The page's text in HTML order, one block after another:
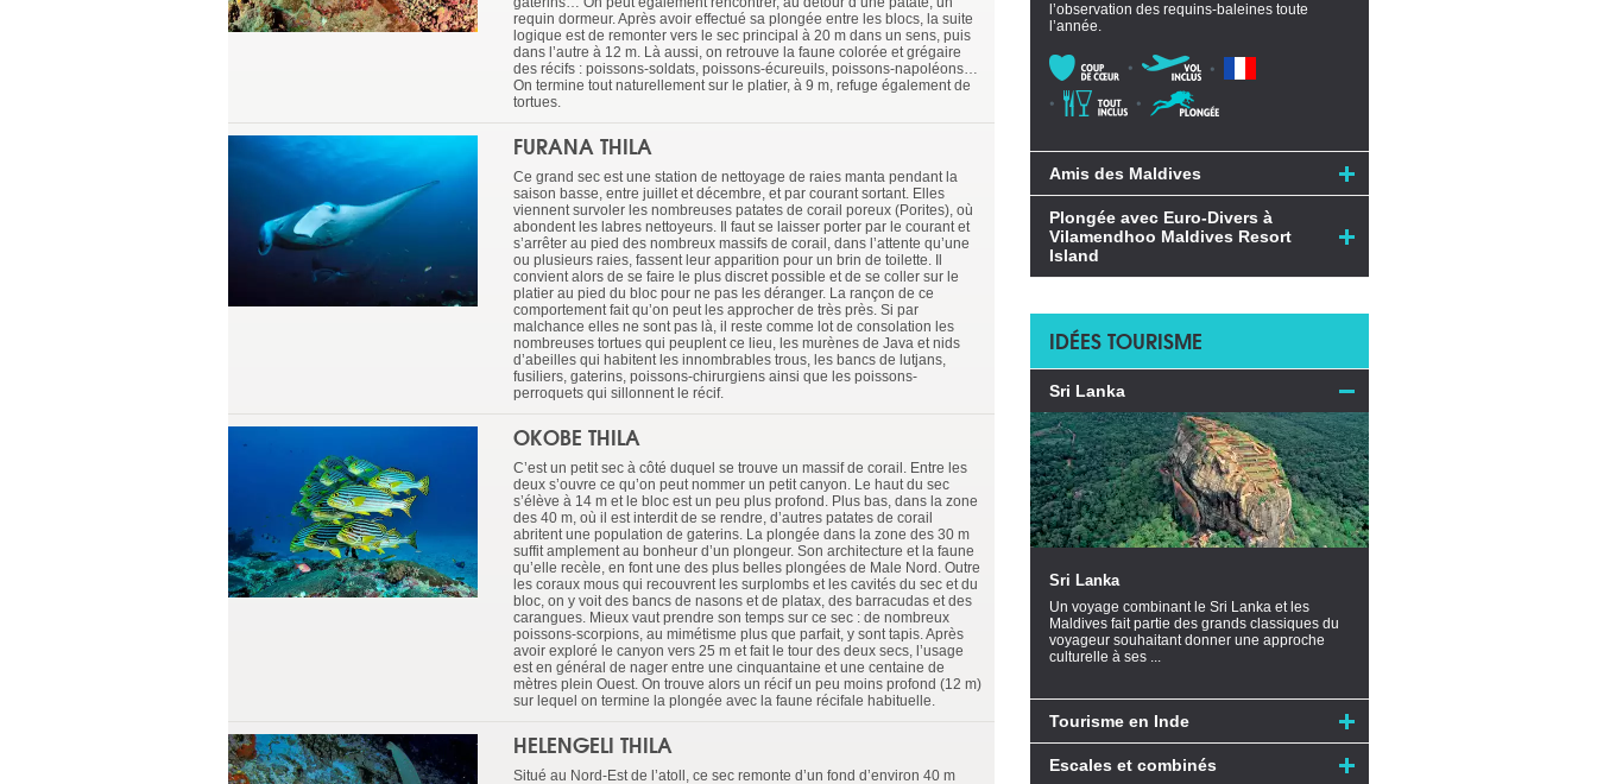
requin dormeur. Après avoir effectué sa plongée entre les blocs, la suite
logique est de remonter vers le sec principal à 20 m dans un sens, puis
dans l’autre à 12 m. Là aussi, on retrouve la faune colorée et grégaire
des récifs : poissons-soldats, poissons-écureuils, poissons-napoléons…
On termine tout naturellement sur le platier, à 9 m, refuge également de
tortues.
FURANA THILA
Ce grand sec est une station de nettoyage de raies manta pendant la
saison basse, entre juillet et décembre, et par courant sortant. Elles
viennent survoler les nombreuses patates de corail poreux (Porites), où
abondent les labres nettoyeurs. Il faut se laisser porter par le courant et
s’arrêter au pied des nombreux massifs de corail, dans l’attente qu’une
ou plusieurs raies, fassent leur apparition pour un brin de toilette. Il
convient alors de se faire le plus discret possible et de se coller sur le
platier au pied du bloc pour ne pas les déranger. La rançon de ce
comportement fait qu’on peut les approcher de très près. Si par
malchance elles ne sont pas là, il reste comme lot de consolation les
nombreuses tortues qui peuplent ce lieu, les murènes de Java et nids
d’abeilles qui habitent les innombrables trous, les bancs de lutjans,
fusiliers, gaterins, poissons-chirurgiens ainsi que les poissons-
perroquets qui sillonnent le récif.
OKOBE THILA
C’est un petit sec à côté duquel se trouve un massif de corail. Entre les
deux s’ouvre ce qu’on peut nommer un petit canyon. Le haut du sec
s’élève à 14 m et le bloc est un peu plus profond. Plus bas, dans la zone
des 40 m, où il est interdit de se rendre, d’autres patates de corail
abritent une population de gaterins. La plongée dans la zone des 30 m
suffit amplement au bonheur d’un plongeur. Son architecture et la faune
qu’elle recèle, en font une des plus belles plongées de Male Nord. Outre
les coraux mous qui recouvrent les surplombs et les cavités du sec et du
bloc, on y voit des bancs de nasons et de platax, des barracudas et des
carangues. Mieux vaut prendre son temps sur ce sec : de nombreux
poissons-scorpions, au mimétisme plus que parfait, y sont tapis. Après
avoir exploré le canyon vers 25 m et fait le tour des deux secs, l’usage
est en général de nager entre une cinquantaine et une centaine de
mètres plein Ouest. On trouve alors un récif un peu moins profond (12 m)
sur lequel on termine la plongée avec la faune récifale habituelle.
HELENGELI THILA
Situé au Nord-Est de l’atoll, ce sec remonte d’un fond d’environ 40 m
l’observation des requins-baleines toute
l’année.
Amis des Maldives
Plongée avec Euro-Divers à
Vilamendhoo Maldives Resort
Island
IDÉES TOURISME
Sri Lanka
Sri Lanka
Un voyage combinant le Sri Lanka et les
Maldives fait partie des grands classiques du
voyageur souhaitant donner une approche
culturelle à ses ...
Tourisme en Inde
Escales et combinés